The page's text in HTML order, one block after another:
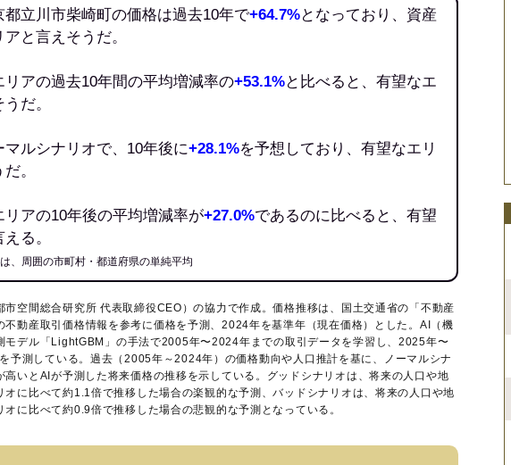
都立川市柴崎町の価格は過去10年で+64.7%となっており、資産
と言えそうだ。
リアの過去10年間の平均増減率の+53.1%と比べると、有望なエ
だ。
マルシナリオで、10年後に+28.1%を予想しており、有望なエリ
。
リアの10年後の平均増減率が+27.0%であるのに比べると、有望
る。
、周囲の市町村・都道府県の単純平均
空間総合研究所 代表取締役CEO）の協力で作成。価格推移は、国土交通省の「 不動産
不動産取引価格情報を参考に価格を予測、2024年を基準年（現在価格）とした。AI（機
モデル「LightGBM」の手法で2005年〜2024年までの取引データを学習し、2025年〜
予測している。過去（2005年～2024年）の価格動向や人口推計を基に、ノーマルシナ
高いとAIが予測した将来価格の推移を示している。グッドシナリオは、将来の人口や地
オに比べて約1.1倍で推移した場合の楽観的な予測、バッドシナリオは、将来の人口や地
オに比べて約0.9倍で推移した場合の悲観的な予測となっている。